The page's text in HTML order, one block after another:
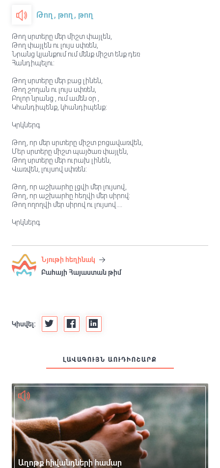
Թող, թող, թող
Թող սրտերը մեր միշտ փայլեն,
Թող փայլեն ու լույս սփռեն,
Նրանց կյանքում ում մենք միշտ ենք դեռ
Հանդիպելու:
Թող սրտերը մեր բաց լինեն,
Թող շողան ու լույս սփռեն,
Բոլոր նրանց , ում ամեն օր ,
Կհանդիպենք, կհանդիպենք:
Կրկներգ
Թող, որ մեր սրտերը միշտ բոցավառվեն,
Մեր սրտերը միշտ պայծառ փայլեն,
Թող սրտերը մեր ուրախ լինեն,
Վառվեն, լույսով սփռեն:
Թող, որ աշխարհը լցվի մեր լույսով,
Թող, որ աշխարհը հեղվի մեր սիրով:
Թող ողողվի մեր սիրով ու լույսով....
Կրկներգ
Նյութի հեղինակ
Բահայի Հայաստան թիմ
Կիսվել:
ԼԱՎԱԳՈՒՅՆ ԱՈՒԴԻՈՇԱՐՔ
Աղոթք հիվանդների համար